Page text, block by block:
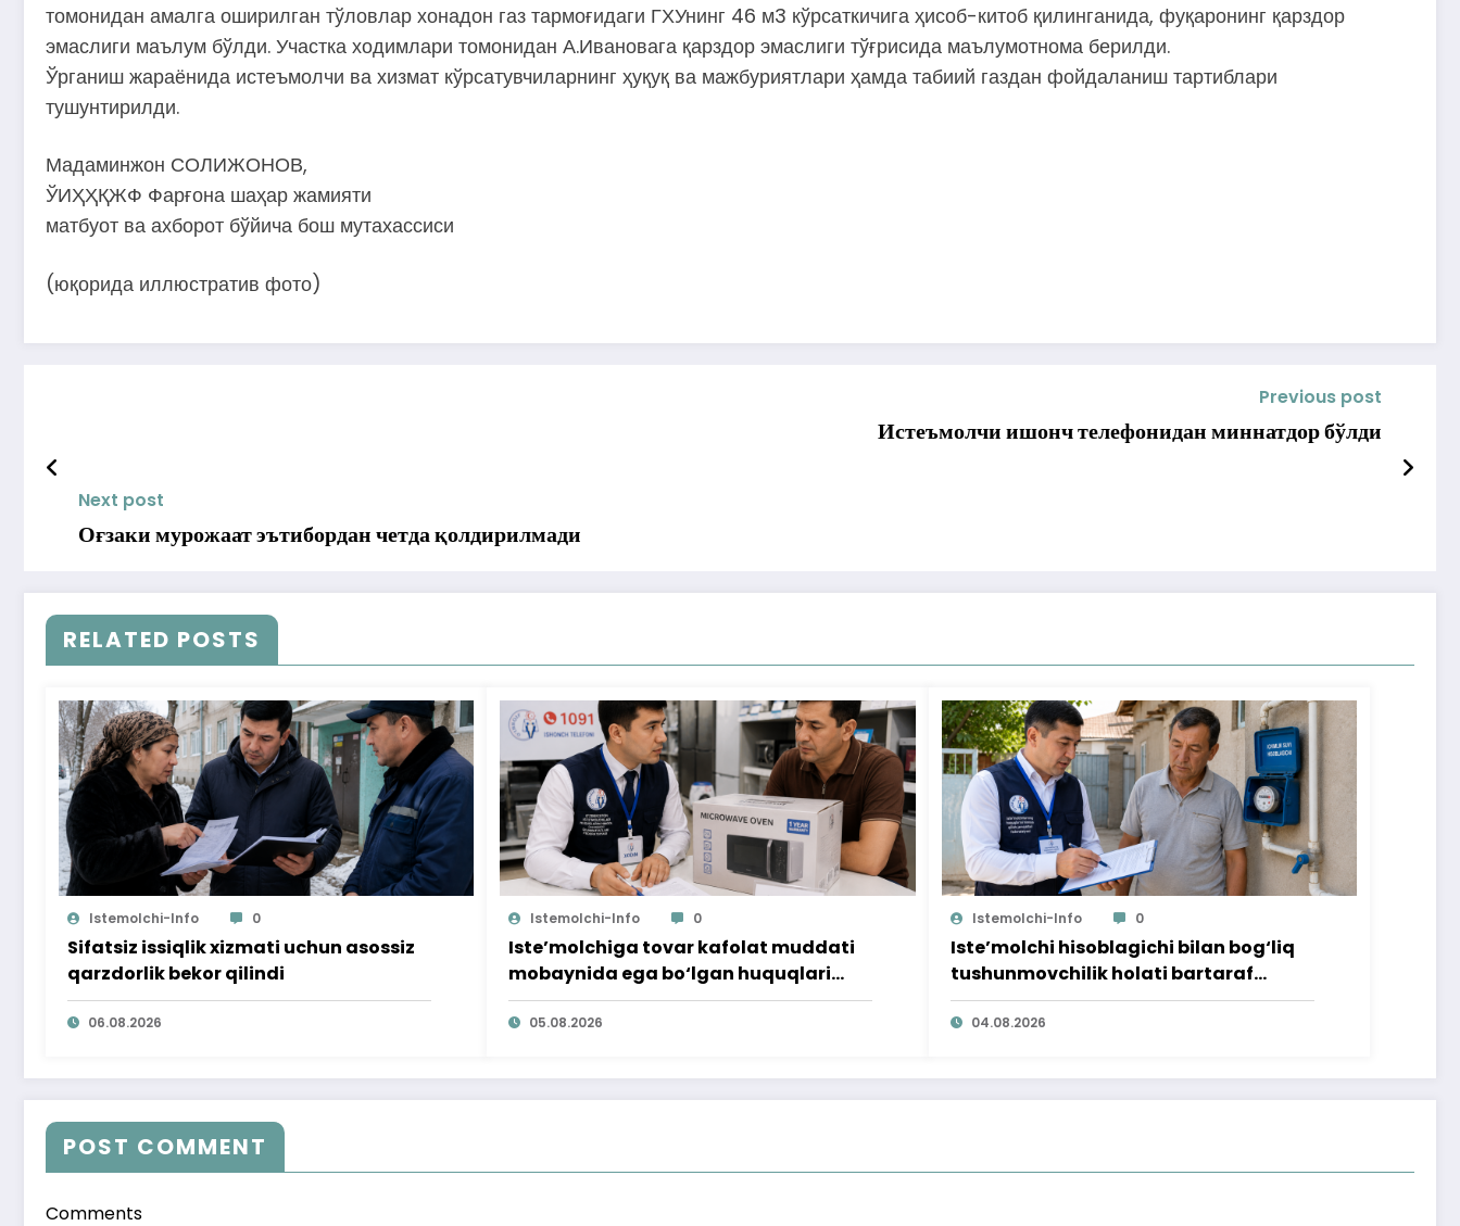
томонидан амалга оширилган тўловлар хонадон газ тармоғидаги ГХУнинг 46 м3 кўрсаткичига ҳисоб-китоб қилинганида, фуқаронинг қарздор
эмаслиги маълум бўлди. Участка ходимлари томонидан А.Ивановага қарздор эмаслиги тўғрисида маълумотнома берилди.
Ўрганиш жараёнида истеъмолчи ва хизмат кўрсатувчиларнинг ҳуқуқ ва мажбуриятлари ҳамда табиий газдан фойдаланиш тартиблари
тушунтирилди.
Мадаминжон СОЛИЖОНОВ,
ЎИҲҲҚЖФ Фарғона шаҳар жамияти
матбуот ва ахборот бўйича бош мутахассиси
(юқорида иллюстратив фото)
Previous post
Истеъмолчи ишонч телефонидан миннатдор бўлди
Next post
Оғзаки мурожаат эътибордан четда қолдирилмади
RELATED POSTS
Istemolchi-Info 0
Sifatsiz issiqlik xizmati uchun asossiz
qarzdorlik bekor qilindi
06.08.2026
Istemolchi-Info 0
Iste’molchiga tovar kafolat muddati
mobaynida ega bo‘lgan huquqlari
ta’minlab berildi
05.08.2026
Istemolchi-Info 0
Iste’molchi hisoblagichi bilan bog‘liq
tushunmovchilik holati bartaraf
qilindi
04.08.2026
POST COMMENT
Comments